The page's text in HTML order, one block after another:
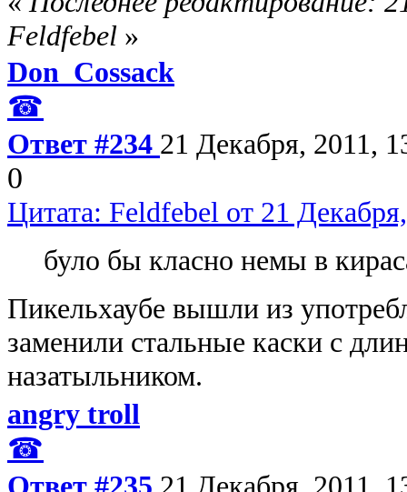
Feldfebel »
Don_Cossack
☎
Ответ #234 21 Декабря, 2011,
0
Цитата: Feldfebel от 21
було бы класно немы в
Пикельхаубе вышли из
заменили стальные каски с
назатыльником.
angry troll
☎
Ответ #235 21 Декабря, 2011,